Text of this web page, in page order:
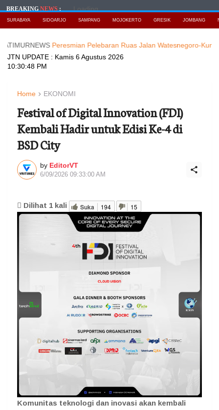
BREAKINGNEWS: Loading...
SURABAYA SIDOARJO SAMPANG MOJOKERTO GRESIK JOMBANG
Peresmian Pelebaran Ruas Jalan Watesnegoro-Kunjorowesi,
JTN UPDATE : Kamis 6 Agustus 2026
10:30:49 PM
Home EKONOMI
Festival of Digital Innovation (FDI)
Kembali Hadir untuk Edisi Ke-4 di
BSD City
by EditorVT
6/09/2026 09:33:00 AM
Dilihat 1 kali Suka 194 15
Komunitas teknologi dan inovasi akan kembali